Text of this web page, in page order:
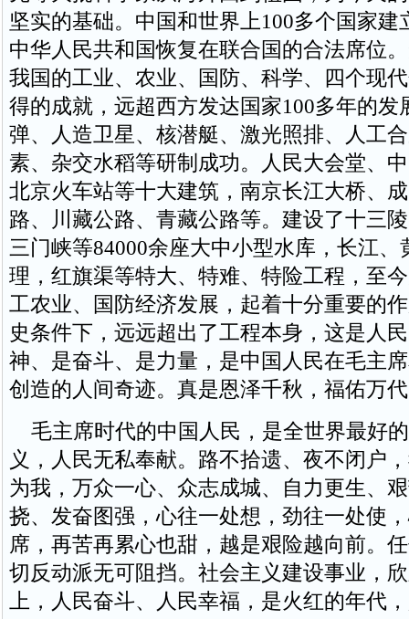
坚实的基础。中国和世界上100多个国家建
中华人民共和国恢复在联合国的合法席位
我国的工业、农业、国防、科学、四个现
得的成就，远超西方发达国家100多年的发
弹、人造卫星、核潜艇、激光照排、人工
素、杂交水稻等研制成功。人民大会堂、
北京火车站等十大建筑，南京长江大桥、
路、川藏公路、青藏公路等。建设了十三
三门峡等84000余座大中小型水库，长江、
理，红旗渠等特大、特难、特险工程，至
工农业、国防经济发展，起着十分重要的
史条件下，远远超出了工程本身，这是人
神、是奋斗、是力量，是中国人民在毛主
创造的人间奇迹。真是恩泽千秋，福佑万
毛主席时代的中国人民，是全世界最好
义，人民无私奉献。路不拾遗、夜不闭户
为我，万众一心、众志成城、自力更生、
挠、发奋图强，心往一处想，劲往一处使
席，再苦再累心也甜，越是艰险越向前。
切反动派无可阻挡。社会主义建设事业，
上，人民奋斗、人民幸福，是火红的年代